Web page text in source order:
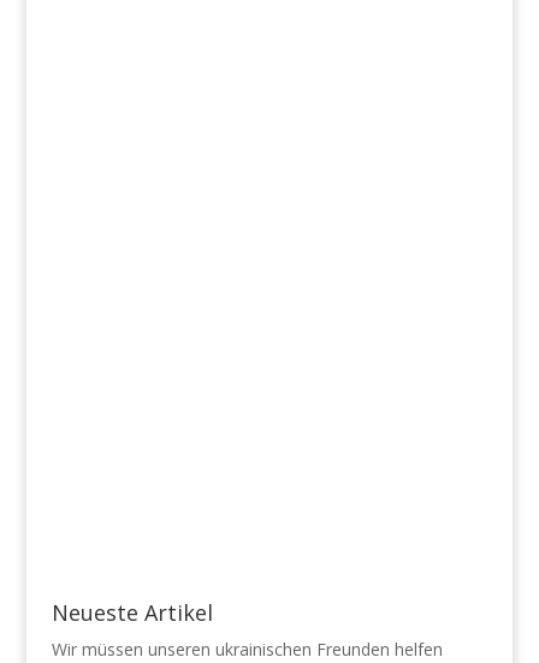
Neueste Artikel
Wir müssen unseren ukrainischen Freunden helfen